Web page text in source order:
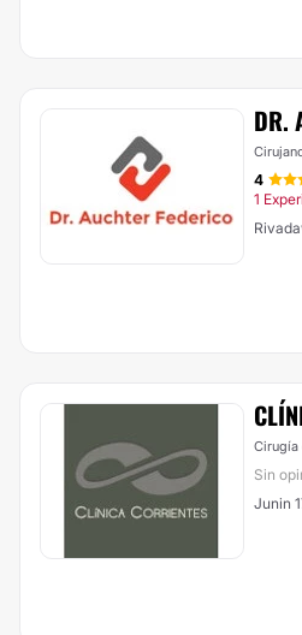
DR.
4
1
Cirugía
Sin
Junin